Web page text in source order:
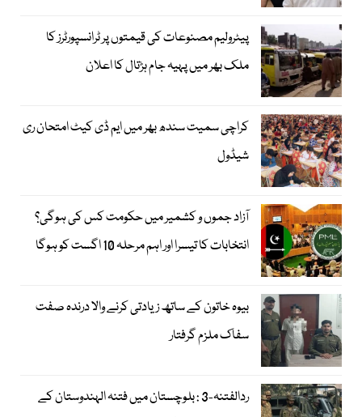
پیٹرولیم مصنوعات کی قیمتوں پر ٹرانسپورٹرز کا
ملک بھر میں پہیہ جام ہڑتال کا اعلان
کراچی سمیت سندھ بھر میں ایم ڈی کیٹ امتحان ری
شیڈول
آزاد جموں و کشمیر میں حکومت کس کی ہوگی؟
انتخابات کا تیسرا اور اہم مرحلہ 10 اگست کو ہوگا
بیوہ خاتون کے ساتھ زیادتی کرنے والا درندہ صفت
سفاک ملزم گرفتار
ردالفتنہ-3 : بلوچستان میں فتنہ الہندوستان کے